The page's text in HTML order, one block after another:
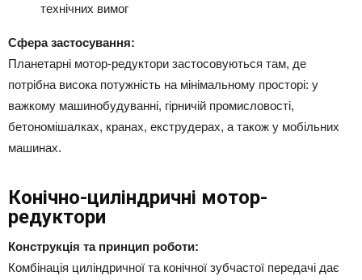
технічних вимог
Сфера застосування:
Планетарні мотор-редуктори застосовуються там, де
потрібна висока потужність на мінімальному просторі: у
важкому машинобудуванні, гірничій промисловості,
бетономішалках, кранах, екструдерах, а також у мобільних
машинах.
Конічно-циліндричні мотор-
редуктори
Конструкція та принцип роботи:
Комбінація циліндричної та конічної зубчастої передачі дає